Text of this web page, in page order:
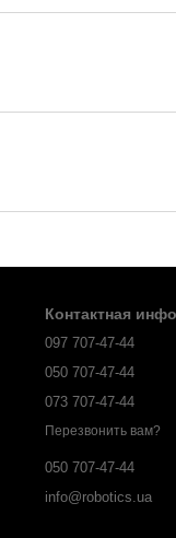
Контактная
097 707-47-44
050 707-47-44
073 707-47-44
Перезвонить вам?
050 707-47-44
info@robotics.ua